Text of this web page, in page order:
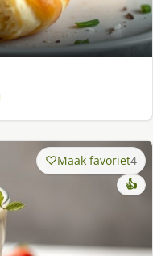
Maak favoriet4
👍